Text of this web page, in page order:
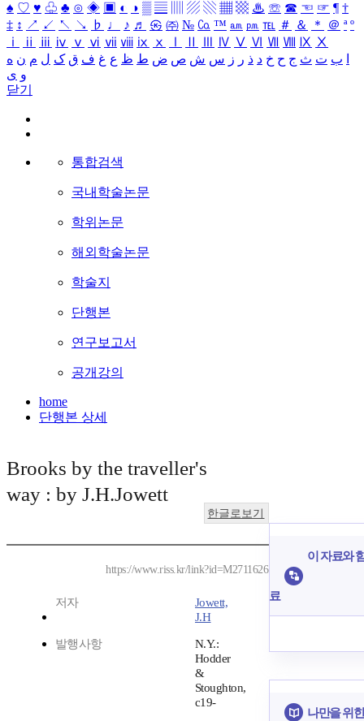
♠ ♡ ♥ ♧ ♣ ⊙ ◈ ▣ ◐ ◑ ▒ ▤ ▨ ▧ ▦ ▩ ♨ ☏ ☎ ☜ ☞ ¶ †
‡ ↕ ↗ ↙ ↖ ↘ ♭ ♩ ♪ ♬ ㉿ ㈜ № ㏇ ™ ㏂ ㏘ ℡ ＃ ＆ ＊ ＠ ª º
ⅰ
ⅱ ⅲ ⅳ ⅴ ⅵ ⅶ ⅷ ⅸ ⅹ Ⅳ Ⅴ Ⅵ Ⅶ Ⅷ Ⅸ Ⅹ
ب ت ث ج ح خ د ذ ر ز س ش ص ض ط ظ ع غ ف ق ک ل م ن ه
و ی
닫기
통합검색
국내학술논문
학위논문
해외학술논문
학술지
단행본
연구보고서
공개강의
home
단행본 상세
Brooks by the traveller's
way : by J.H.Jowett
한글로보기
https://www.riss.kr/link?id=M2711626
저자
Jowett,
J.H
발행사항
N.Y.:
Hodder
&
Stoughton,
c19-
이 자료와
료
나만을 위